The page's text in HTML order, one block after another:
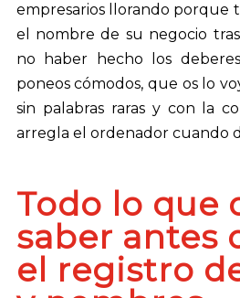
empresarios llorando porque
el nombre de su negocio
no haber hecho los
poneos cómodos, que os lo
sin palabras raras y con la
arregla el ordenador cuando
Todo lo que
saber antes
el registro